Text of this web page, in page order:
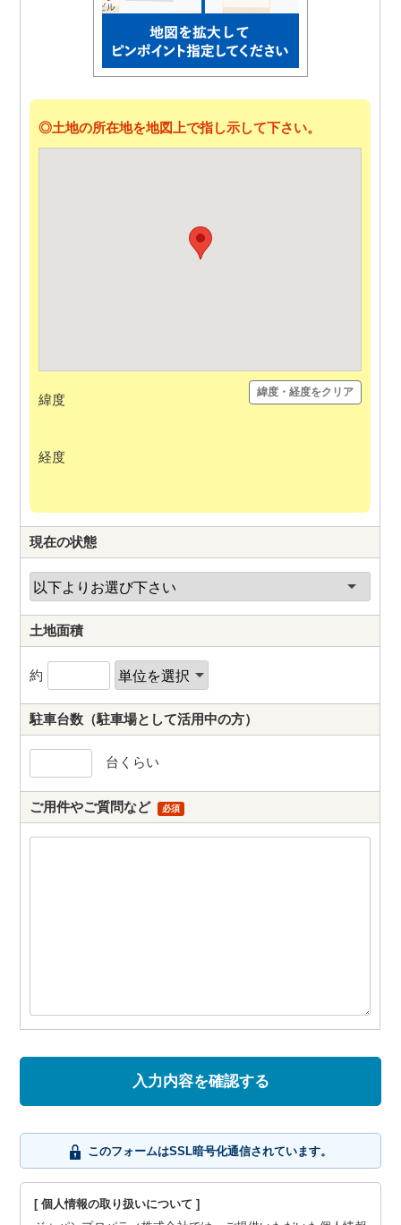
◎土地の所在地を地図上で指し示して下さい。
緯度
経度
緯度・経度をクリア
現在の状態
土地面積
約
駐車台数 （駐車場として活用中の方）
台くらい
ご用件やご質問など 必須
このフォームはSSL暗号化通信されています。
[ 個人情報の取り扱いについて ]